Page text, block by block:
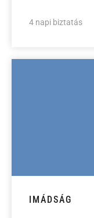
4 napi biztatás
IMÁDSÁG